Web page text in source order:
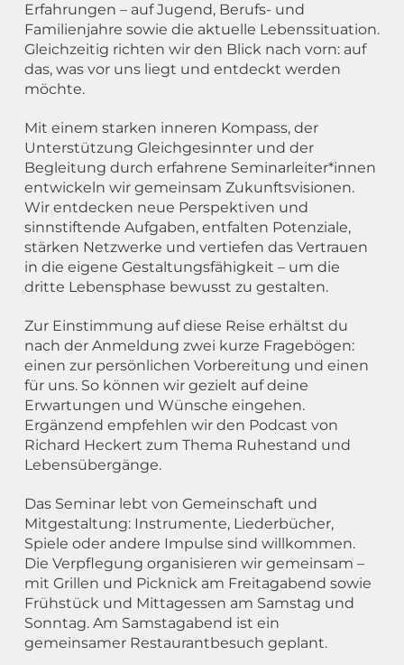
Erfahrungen – auf Jugend, Berufs- und
Familienjahre sowie die aktuelle Lebenssituation.
Gleichzeitig richten wir den Blick nach vorn: auf
das, was vor uns liegt und entdeckt werden
möchte.
Mit einem starken inneren Kompass, der
Unterstützung Gleichgesinnter und der
Begleitung durch erfahrene Seminarleiter*innen
entwickeln wir gemeinsam Zukunftsvisionen.
Wir entdecken neue Perspektiven und
sinnstiftende Aufgaben, entfalten Potenziale,
stärken Netzwerke und vertiefen das Vertrauen
in die eigene Gestaltungsfähigkeit – um die
dritte Lebensphase bewusst zu gestalten.
Zur Einstimmung auf diese Reise erhältst du
nach der Anmeldung zwei kurze Fragebögen:
einen zur persönlichen Vorbereitung und einen
für uns. So können wir gezielt auf deine
Erwartungen und Wünsche eingehen.
Ergänzend empfehlen wir den Podcast von
Richard Heckert zum Thema Ruhestand und
Lebensübergänge.
Das Seminar lebt von Gemeinschaft und
Mitgestaltung: Instrumente, Liederbücher,
Spiele oder andere Impulse sind willkommen.
Die Verpflegung organisieren wir gemeinsam –
mit Grillen und Picknick am Freitagabend sowie
Frühstück und Mittagessen am Samstag und
Sonntag. Am Samstagabend ist ein
gemeinsamer Restaurantbesuch geplant.